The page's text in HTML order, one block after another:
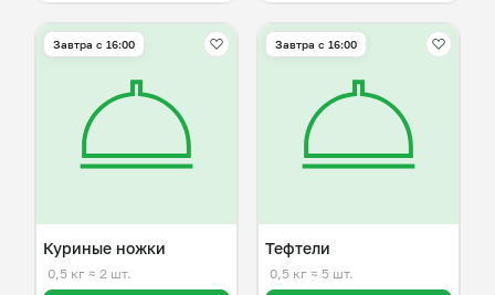
Завтра c 16:00
Куриные ножки
0,5 кг ≈ 2 шт.
Завтра c 16:00
Тефтели
0,5 кг ≈ 5 шт.